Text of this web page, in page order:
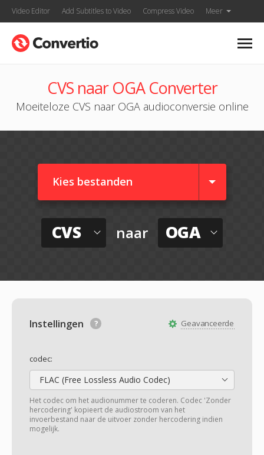
Video Editor Add Subtitles to Video Compress Video Meer
CVS naar OGA Converter
Moeiteloze CVS naar OGA audioconversie online
Kies bestanden
CVS naar OGA
Geavanceerde
Instellingen
codec:
FLAC (Free Lossless Audio Codec)
Het codec om het audionummer te coderen. Codec 'Zonder
hercodering' kopieert de audiostroom van het
invoerbestand naar de uitvoer zonder hercodering indien
mogelijk.